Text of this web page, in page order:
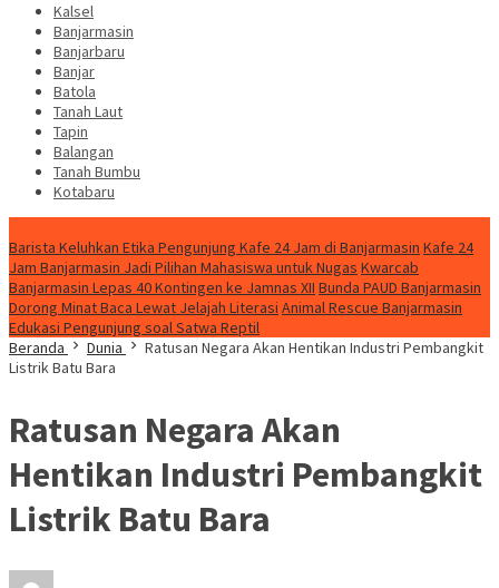
Kalsel
Banjarmasin
Banjarbaru
Banjar
Batola
Tanah Laut
Tapin
Balangan
Tanah Bumbu
Kotabaru
Barista Keluhkan Etika Pengunjung Kafe 24 Jam di Banjarmasin Kafe 24
Jam Banjarmasin Jadi Pilihan Mahasiswa untuk Nugas Kwarcab
Banjarmasin Lepas 40 Kontingen ke Jamnas XII Bunda PAUD Banjarmasin
Dorong Minat Baca Lewat Jelajah Literasi Animal Rescue Banjarmasin
Edukasi Pengunjung soal Satwa Reptil
Beranda
Dunia
Ratusan Negara Akan Hentikan Industri Pembangkit
Listrik Batu Bara
Ratusan Negara Akan
Hentikan Industri Pembangkit
Listrik Batu Bara